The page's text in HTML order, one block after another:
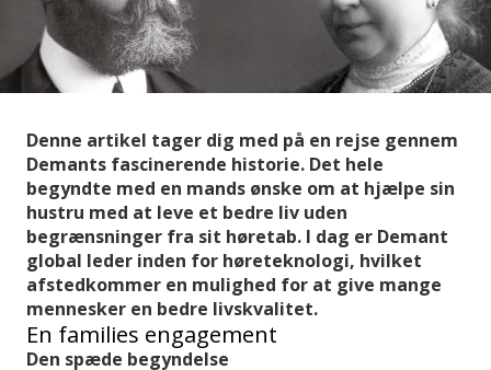
Denne artikel tager dig med på en rejse gennem
Demants fascinerende historie. Det hele
begyndte med en mands ønske om at hjælpe sin
hustru med at leve et bedre liv uden
begrænsninger fra sit høretab. I dag er Demant
global leder inden for høreteknologi, hvilket
afstedkommer en mulighed for at give mange
mennesker en bedre livskvalitet.
En families engagement
Den spæde begyndelse